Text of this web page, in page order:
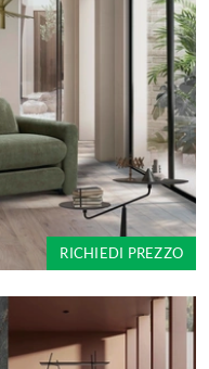
RICHIEDI PREZZO